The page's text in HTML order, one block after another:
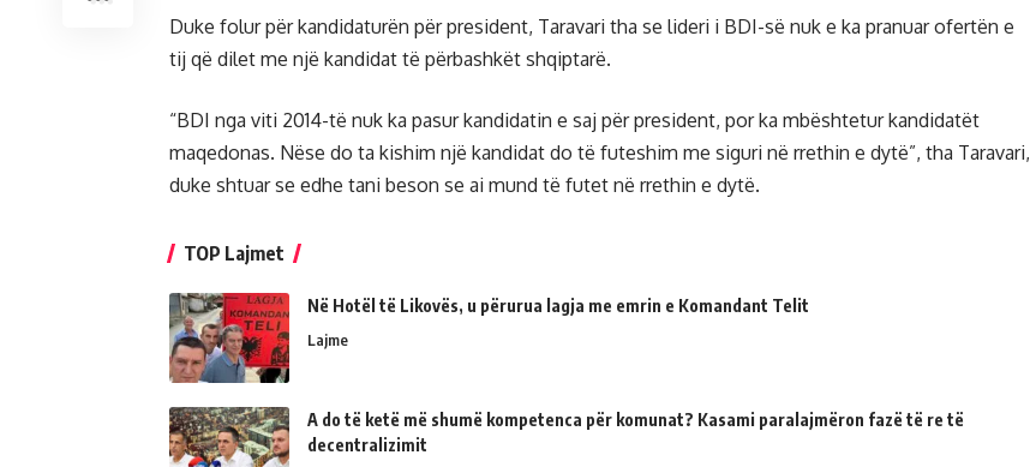
Duke folur për kandidaturën për president, Taravari tha se lideri i BDI-së nuk e ka pranuar ofertën e
tij që dilet me një kandidat të përbashkët shqiptarë.
“BDI nga viti 2014-të nuk ka pasur kandidatin e saj për president, por ka mbështetur kandidatët
maqedonas. Nëse do ta kishim një kandidat do të futeshim me siguri në rrethin e dytë”, tha Taravari,
duke shtuar se edhe tani beson se ai mund të futet në rrethin e dytë.
TOP Lajmet
Në Hotël të Likovës, u përurua lagja me emrin e Komandant Telit
Lajme
A do të ketë më shumë kompetenca për komunat? Kasami paralajmëron fazë të re të
decentralizimit